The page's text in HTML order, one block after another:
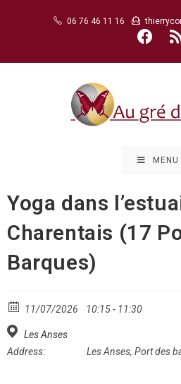
06 76 46 11 16
MENU
Yoga dans
Charentais (17
Barques)
11/07/2026 10:15 - 11:30
Les Anses
Address:
Les Anses, Port des